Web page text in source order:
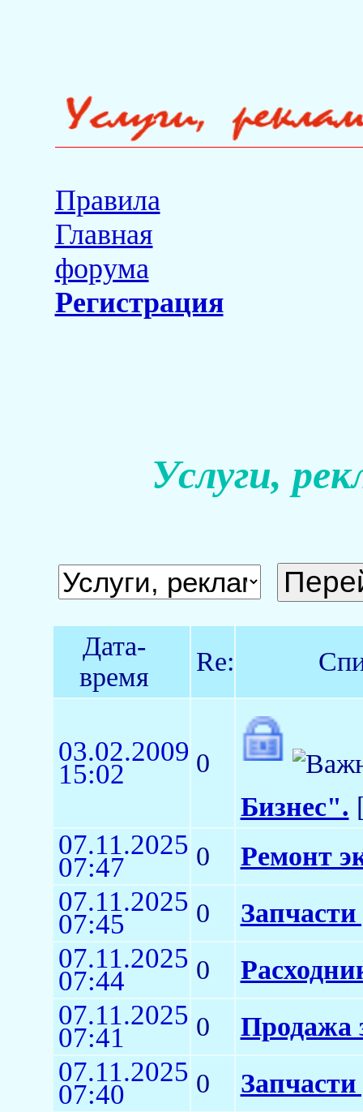
Правила
Главная
форума
Регистрация
Услуги,
Дата-
время
Re:
03.02.2009
15:02
0
Бизнес".
07.11.2025
07:47 0 Ремонт
07.11.2025
07:45 0
07.11.2025
07:44 0
07.11.2025
07:41 0 Продажа
07.11.2025
07:40 0 Запчасти